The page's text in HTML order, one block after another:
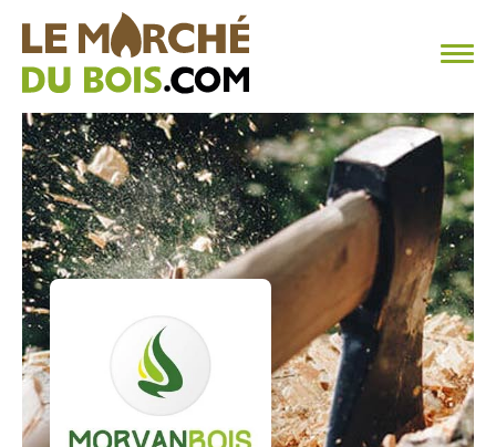
CHAUFFAGE AU BOIS
FAQ
CALCULER SA CONSOMMATION
TROUVER SON FOURNISSEUR
BLOG
ESPACE PRO